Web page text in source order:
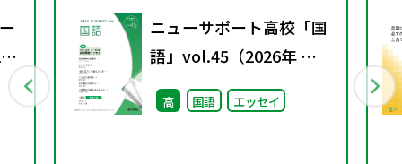
ニューサポート高校「国
語」vol.45（2026年 春
号）
高 国語 エッセイ